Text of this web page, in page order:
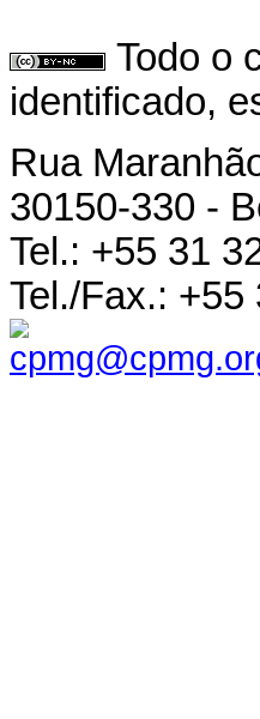
Todo o
identificado,
Rua
30150-330 -
Tel.: +55 31
Tel./Fax.: +55